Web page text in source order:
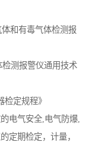
体和有毒气体检测报
检测报警仪通用技术
检定规程》
电气安全,电气防爆,
定期检定，计量，